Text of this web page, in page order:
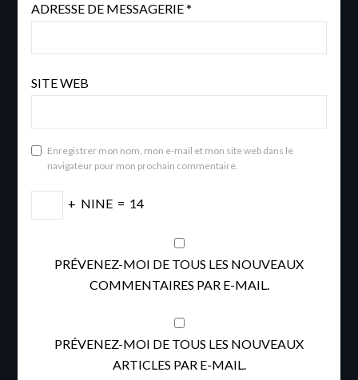
ADRESSE DE MESSAGERIE*
SITE WEB
Enregistrer mon nom, mon e-mail et mon site web dans le
navigateur pour mon prochain commentaire.
+ NINE = 14
PRÉVENEZ-MOI DE TOUS LES NOUVEAUX
COMMENTAIRES PAR E-MAIL.
PRÉVENEZ-MOI DE TOUS LES NOUVEAUX
ARTICLES PAR E-MAIL.